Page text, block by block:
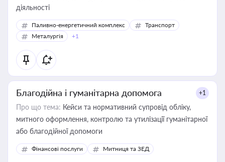
діяльності
Паливно-енергетичний комплекс
Транспорт
Металургія
+1
Благодійна і гуманітарна допомога +1
Про що тема: Кейси та нормативний супровід обліку,
митного оформлення, контролю та утилізації гуманітарної
або благодійної допомоги
Фінансові послуги Митниця та ЗЕД